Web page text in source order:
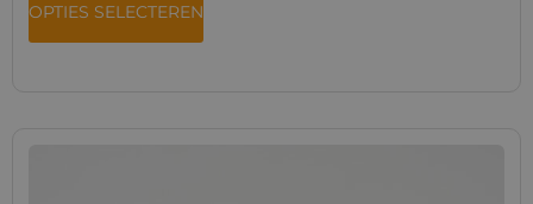
OPTIES SELECTEREN